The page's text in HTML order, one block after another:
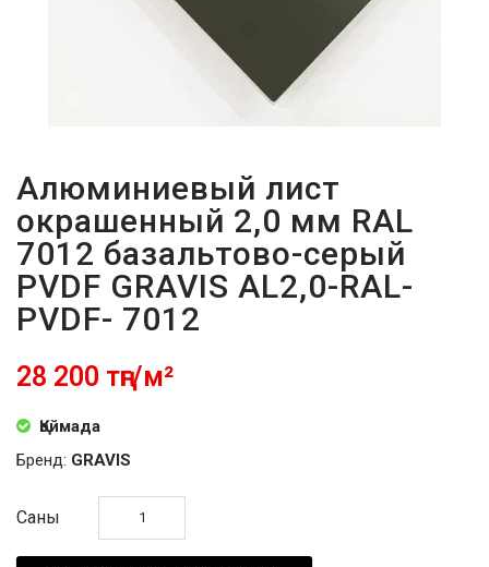
Алюминиевый лист
окрашенный 2,0 мм RAL
7012 базальтово-серый
PVDF GRAVIS AL2,0-RAL-
PVDF- 7012
28 200 тңг/м²
Қоймада
Бренд: GRAVIS
Саны